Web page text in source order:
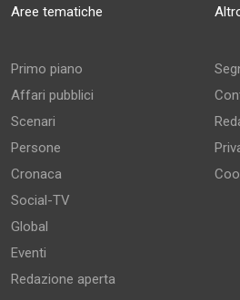
Aree tematiche
Primo piano
Affari pubblici
Scenari
Persone
Cronaca
Social-TV
Global
Eventi
Redazione aperta